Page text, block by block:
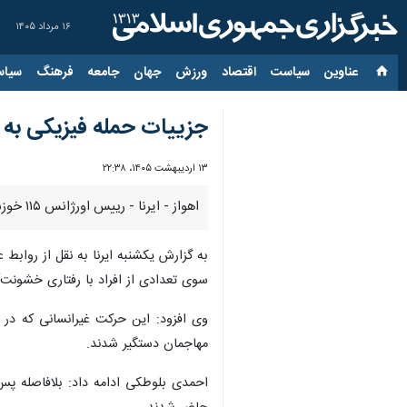
۱۶ مرداد ۱۴۰۵
عناوین‌ سیاست اقتصاد ورزش جهان جامعه فرهنگ
جزییات حمله فیزیکی به ۲ تن از تکنسین های اورژانس
۱۳ اردیبهشت ۱۴۰۵، ۲۲:۳۸